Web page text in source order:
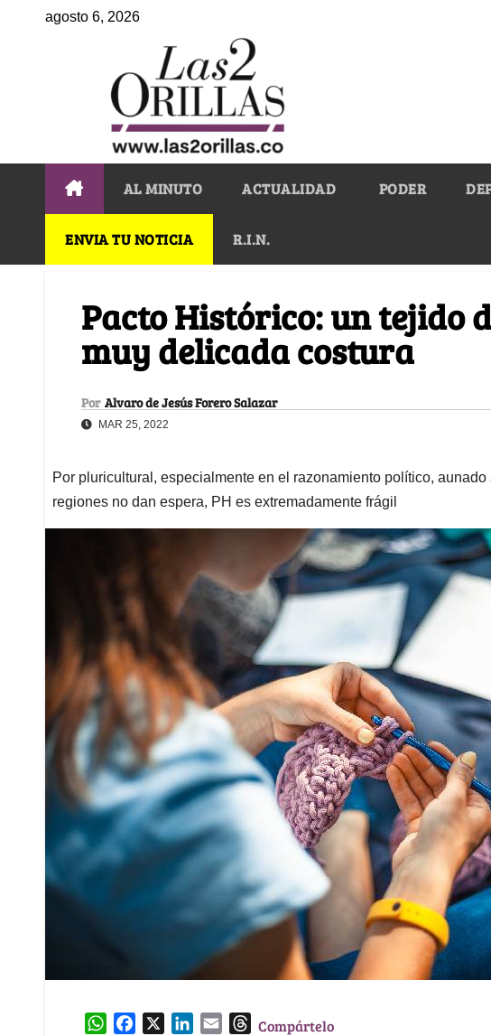
agosto 6, 2026
AL MINUTO ACTUALIDAD PODER
ENVIA TU NOTICIA R.I.N.
Pacto Histórico: un tejido
muy delicada costura
Por Alvaro de Jesús Forero Salazar
MAR 25, 2022
Por pluricultural, especialmente en el razonamiento político,
regiones no dan espera, PH es extremadamente frágil
W
TCompártelo